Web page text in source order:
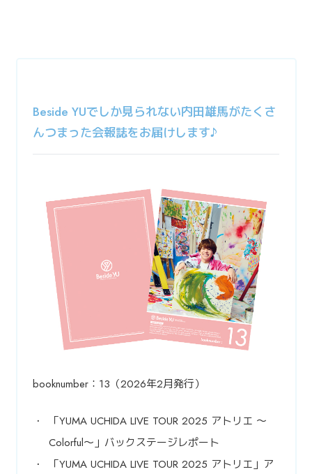
Beside YUでしか見られない内田雄馬がたくさ
んつまった会報誌をお届けします♪
booknumber：13（2026年2月発行）
「YUMA UCHIDA LIVE TOUR 2025 アトリエ ～
Colorful～」バックステージレポート
「YUMA UCHIDA LIVE TOUR 2025 アトリエ」ア